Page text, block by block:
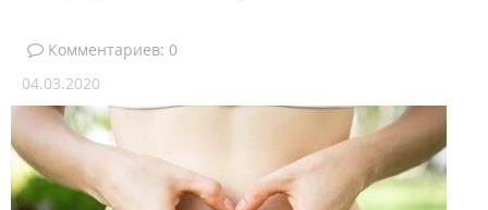
Комментариев: 0
04.03.2020